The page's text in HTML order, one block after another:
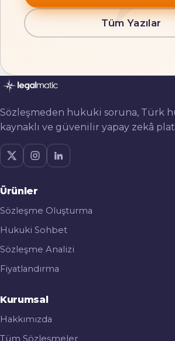
Tüm Yazılar
Sözleşmeden hukuki soruna, Türk
kaynaklı ve güvenilir yapay zekâ
Ürünler
Sözleşme Oluşturma
Hukuki Sohbet
Sözleşme Analizi
Fiyatlandırma
Kurumsal
Hakkımızda
Tüm Sözleşmeler